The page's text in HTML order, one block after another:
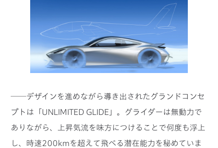
──デザインを進めながら導き出されたグランドコンセ
プトは「UNLIMITED GLIDE」。グライダーは無動力で
ありながら、上昇気流を味方につけることで何度も浮上
し、時速200kmを超えて飛べる潜在能力を秘めていま